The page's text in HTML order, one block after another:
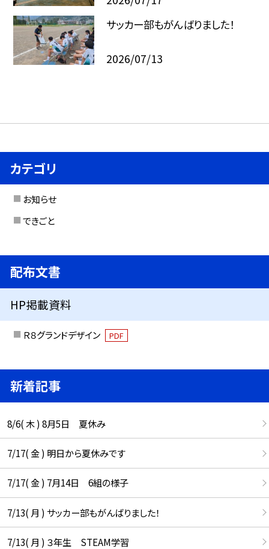
サッカー部もがんばりました！
2026/07/13
カテゴリ
お知らせ
できごと
配布文書
HP掲載資料
Ｒ８グランドデザイン PDF
新着記事
8/6( 木 ) 8月5日 夏休み
7/17( 金 ) 明日から夏休みです
7/17( 金 ) 7月14日 6組の様子
7/13( 月 ) サッカー部もがんばりました！
7/13( 月 ) ３年生 STEAM学習